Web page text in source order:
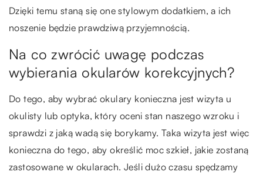
Dzięki temu staną się one stylowym dodatkiem, a ich
noszenie będzie prawdziwą przyjemnością.
Na co zwrócić uwagę podczas
wybierania okularów korekcyjnych?
Do tego, aby wybrać okulary konieczna jest wizyta u
okulisty lub optyka, który oceni stan naszego wzroku i
sprawdzi z jaką wadą się borykamy. Taka wizyta jest więc
konieczna do tego, aby określić moc szkieł, jakie zostaną
zastosowane w okularach. Jeśli dużo czasu spędzamy